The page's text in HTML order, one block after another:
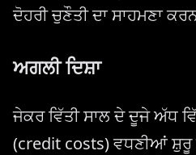
ਦੋਹਰੀ ਚੁਣੌਤੀ ਦਾ ਸਾਹਮਣਾ
ਅਗਲੀ ਦਿਸ਼ਾ
ਜੇਕਰ ਵਿੱਤੀ ਸਾਲ ਦੇ ਦੂਜੇ ਅੱਧ
(credit costs) ਵਧਣੀਆਂ ਸ਼ੁਰੂ